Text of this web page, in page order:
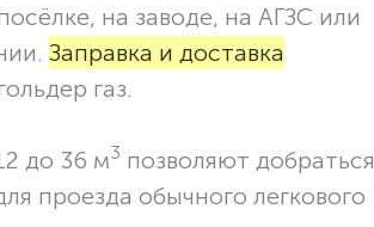
на заводе, на АГЗС или
Заправка и доставка
газ.
до 36 м3 позволяют добраться
проезда обычного легкового